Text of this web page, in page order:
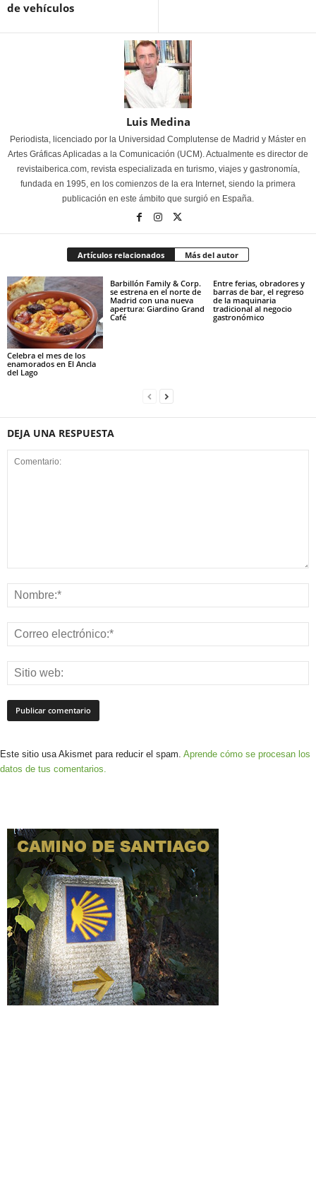
de vehículos
Luis Medina
Periodista, licenciado por la Universidad Complutense de Madrid y Máster en
Artes Gráficas Aplicadas a la Comunicación (UCM). Actualmente es director de
revistaiberica.com, revista especializada en turismo, viajes y gastronomía,
fundada en 1995, en los comienzos de la era Internet, siendo la primera
publicación en este ámbito que surgió en España.
Artículos relacionados Más del autor
Celebra el mes de los
enamorados en El Ancla
del Lago
Barbillón Family & Corp.
se estrena en el norte de
Madrid con una nueva
apertura: Giardino Grand
Café
Entre ferias, obradores y
barras de bar, el regreso
de la maquinaria
tradicional al negocio
gastronómico
DEJA UNA RESPUESTA
Este sitio usa Akismet para reducir el spam. Aprende cómo se procesan los
datos de tus comentarios.